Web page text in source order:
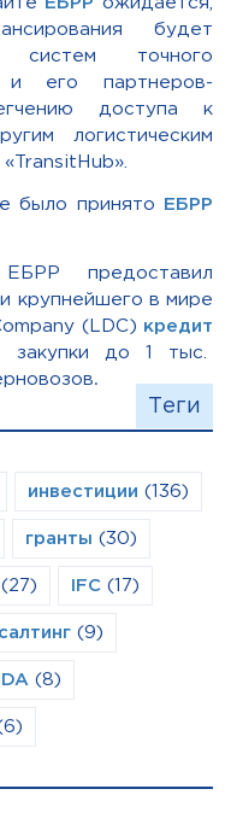
будет
систем точного
и его партнеров-
доступа к
логистическим
было принято
ЕБРР
предоставил
крупнейшего в мире
(LDC) кредит
закупки до 1 тыс.
.
Теги
инвестиции (136)
гранты (30)
(27) IFC (17)
(9)
(8)